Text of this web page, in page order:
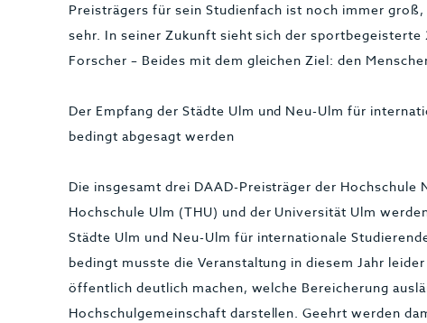
Preisträgers für sein Studienfach ist noch immer
sehr. In seiner Zukunft sieht sich der
Forscher – Beides mit dem gleichen Ziel: den
Der Empfang der Städte Ulm und Neu-Ulm für
bedingt abgesagt werden
Die insgesamt drei DAAD-Preisträger der Hochschule
Hochschule Ulm (THU) und der Universität Ulm
Städte Ulm und Neu-Ulm für internationale
bedingt musste die Veranstaltung in diesem Jahr
öffentlich deutlich machen, welche Bereicherung
Hochschulgemeinschaft darstellen. Geehrt werden